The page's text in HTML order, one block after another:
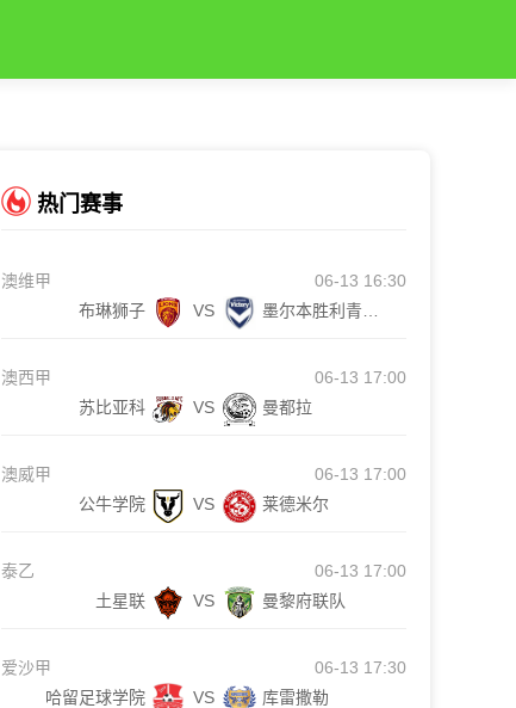
热门赛事
澳维甲
06-13 16:30
布琳狮子
VS
澳西甲
06-13 17:00
苏比亚科
VS 曼都拉
澳威甲
06-13 17:00
公牛学院
VS 莱德米尔
泰乙
06-13 17:00
土星联
VS 曼黎府联队
爱沙甲
06-13 17:30
哈留足球学院
VS 库雷撒勒